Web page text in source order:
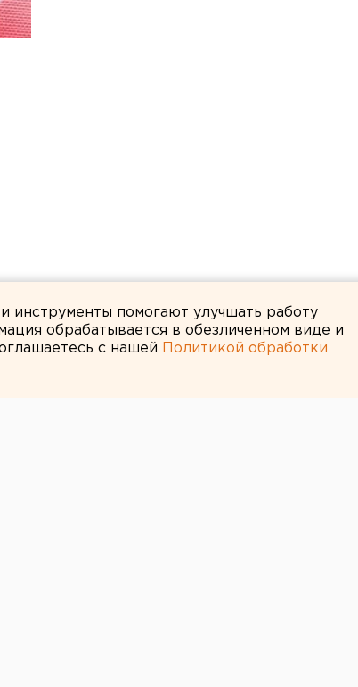
инструменты помогают улучшать работу
обрабатывается в обезличенном виде и
с нашей
Политикой обработки